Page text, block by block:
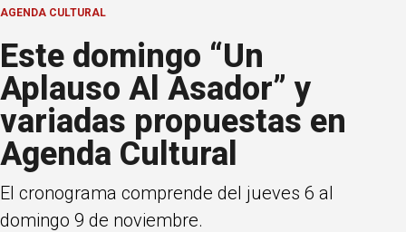
AGENDA CULTURAL
Este domingo “Un
Aplauso Al Asador” y
variadas propuestas en
Agenda Cultural
El cronograma comprende del jueves 6 al
domingo 9 de noviembre.